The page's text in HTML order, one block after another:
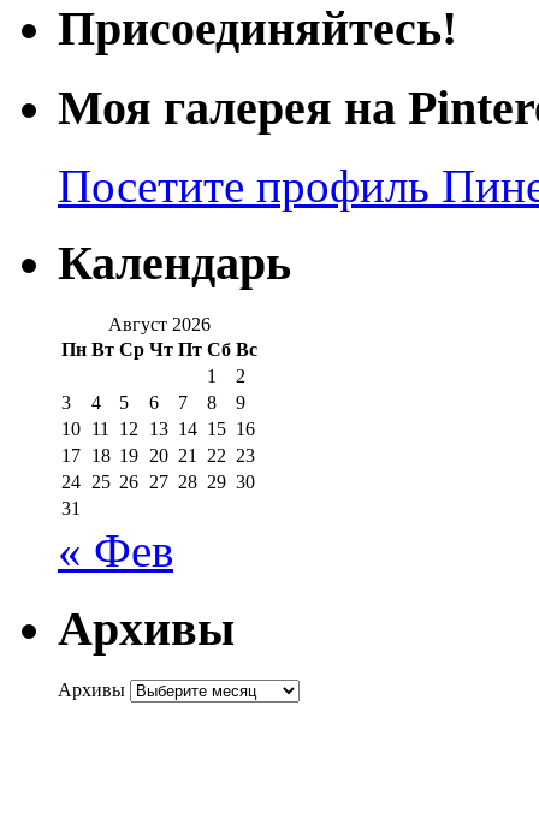
Присоединяйтесь!
Моя галерея на
Посетите профиль
Календарь
Август 2026
Пн Вт Ср Чт Пт Сб Вс
1
2
3
4 5 6 7 8
9
10 11 12 13 14 15 16
17 18 19 20 21 22 23
24 25 26 27 28 29 30
31
« Фев
Архивы
Архивы